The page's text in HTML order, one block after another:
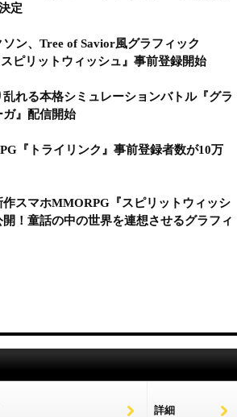
定
ソン、Tree of Savior風グラフィック
ピリットウィッシュ』事前登録開始
れる本格シミュレーションバトル『グラ
』配信開始
『トライリンク』事前登録者数が10万
作スマホMMORPG『スピリットウィッシ
開！童話の中の世界を連想させるグラフィ
詳細